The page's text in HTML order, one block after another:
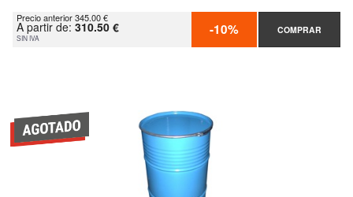
Precio anterior 345.00 €
A partir de: 310.50 €
SIN IVA -10% COMPRAR